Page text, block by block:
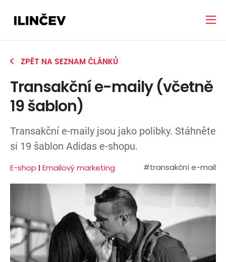
ZPĚT NA SEZNAM ČLÁNKŮ
Transakční e-maily (včetně
19 šablon)
Transakční e-maily jsou jako polibky. Stáhněte
si 19 šablon Adidas e-shopu.
E-shop Emailový marketing #transakční e-mail